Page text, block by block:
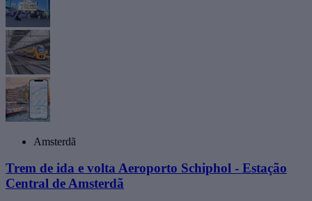
Amsterdã
Trem de ida e volta Aeroporto Schiphol - Estação
Central de Amsterdã